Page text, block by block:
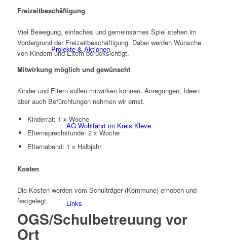
Projekte & Aktionen
AG Wohlfahrt im Kreis Kleve
Links
Freizeitbeschäftigung
Viel Bewegung, einfaches und gemeinsames Spiel stehen im
Vordergrund der Freizeitbeschäftigung. Dabei werden Wünsche
von Kindern und Eltern berücksichtigt.
Mitwirkung möglich und gewünscht
Kinder und Eltern sollen mitwirken können. Anregungen, Ideen
aber auch Befürchtungen nehmen wir ernst.
Kinderrat: 1 x Woche
Elternsprechstunde: 2 x Woche
Elternabend: 1 x Halbjahr
Kosten
Die Kosten werden vom Schulträger (Kommune) erhoben und
festgelegt.
OGS/Schulbetreuung vor
Ort